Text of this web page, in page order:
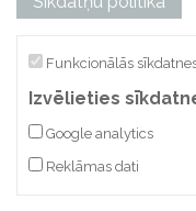
Funkcionālās
Izvēlieties
Google analytics
Reklāmas dati